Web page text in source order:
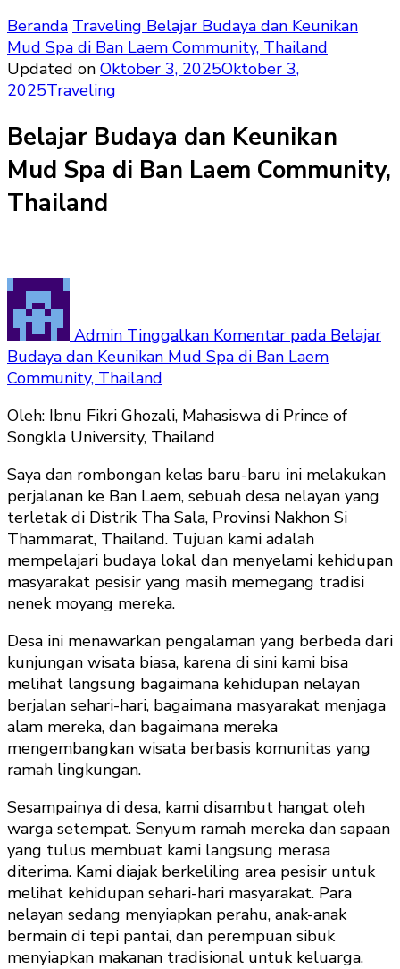
Beranda Traveling Belajar Budaya dan Keunikan
Mud Spa di Ban Laem Community, Thailand
Updated on Oktober 3, 2025Oktober 3,
2025Traveling
Belajar Budaya dan Keunikan
Mud Spa di Ban Laem Community,
Thailand
Admin Tinggalkan Komentar pada Belajar
Budaya dan Keunikan Mud Spa di Ban Laem
Community, Thailand
Oleh: Ibnu Fikri Ghozali, Mahasiswa di Prince of
Songkla University, Thailand
Saya dan rombongan kelas baru-baru ini melakukan
perjalanan ke Ban Laem, sebuah desa nelayan yang
terletak di Distrik Tha Sala, Provinsi Nakhon Si
Thammarat, Thailand. Tujuan kami adalah
mempelajari budaya lokal dan menyelami kehidupan
masyarakat pesisir yang masih memegang tradisi
nenek moyang mereka.
Desa ini menawarkan pengalaman yang berbeda dari
kunjungan wisata biasa, karena di sini kami bisa
melihat langsung bagaimana kehidupan nelayan
berjalan sehari-hari, bagaimana masyarakat menjaga
alam mereka, dan bagaimana mereka
mengembangkan wisata berbasis komunitas yang
ramah lingkungan.
Sesampainya di desa, kami disambut hangat oleh
warga setempat. Senyum ramah mereka dan sapaan
yang tulus membuat kami langsung merasa
diterima. Kami diajak berkeliling area pesisir untuk
melihat kehidupan sehari-hari masyarakat. Para
nelayan sedang menyiapkan perahu, anak-anak
bermain di tepi pantai, dan perempuan sibuk
menyiapkan makanan tradisional untuk keluarga.